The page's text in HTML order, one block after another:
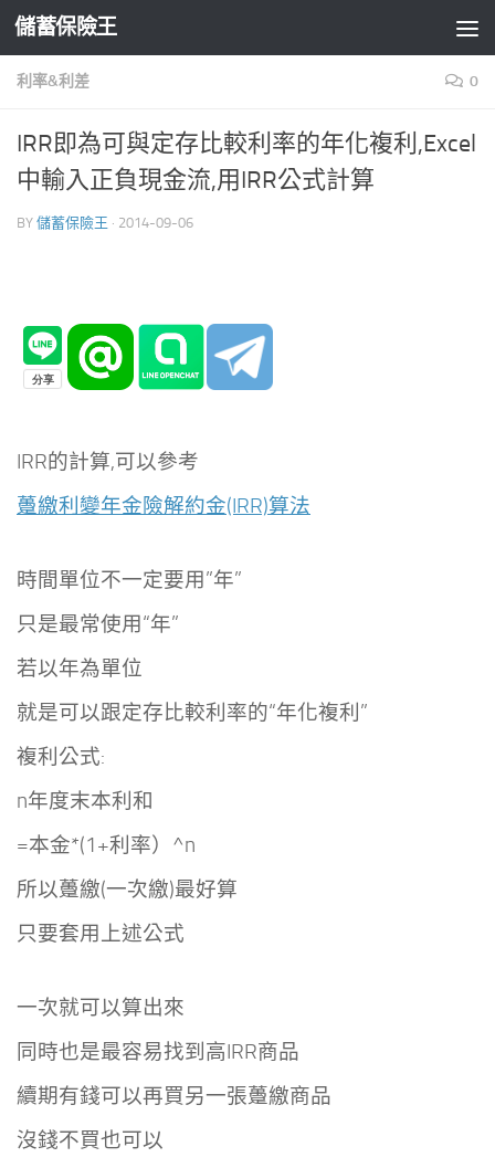
Skip to content
儲蓄保險王
利率&利差 0
IRR即為可與定存比較利率的年化複利,Excel
中輸入正負現金流,用IRR公式計算
BY 儲蓄保險王 · 2014-09-06
IRR的計算,可以參考
躉繳利變年金險解約金(IRR)算法
時間單位不一定要用”年”
只是最常使用“年”
若以年為單位
就是可以跟定存比較利率的“年化複利”
複利公式:
n年度末本利和
=本金*(1+利率）^n
所以躉繳(一次繳)最好算
只要套用上述公式
一次就可以算出來
同時也是最容易找到高IRR商品
續期有錢可以再買另一張躉繳商品
沒錢不買也可以